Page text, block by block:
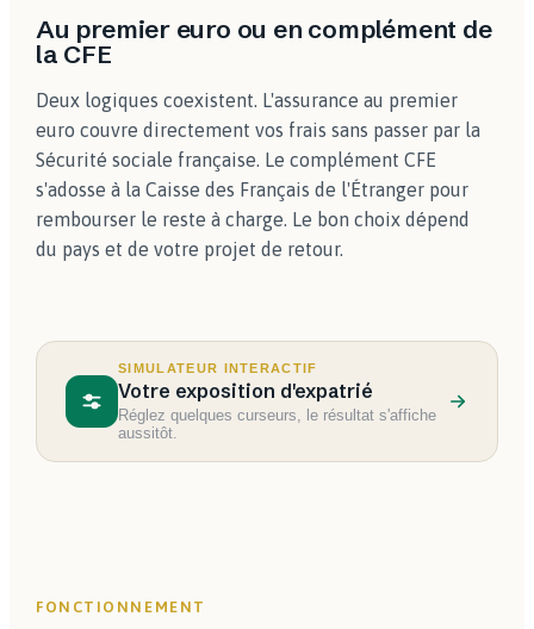
Au premier euro ou en complément de
la CFE
Deux logiques coexistent. L'assurance au premier
euro couvre directement vos frais sans passer par la
Sécurité sociale française. Le complément CFE
s'adosse à la Caisse des Français de l'Étranger pour
rembourser le reste à charge. Le bon choix dépend
du pays et de votre projet de retour.
SIMULATEUR INTERACTIF
Votre exposition d'expatrié
Réglez quelques curseurs, le résultat s'affiche
aussitôt.
FONCTIONNEMENT